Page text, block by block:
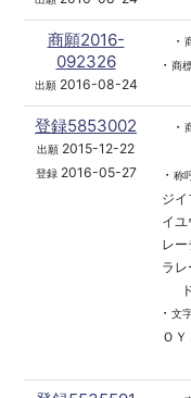
商願2016-
092326
出願2016-08-24
・
・ 商
登録5853002
出願 2015-12-22
登録2016-05-27
・
・ 称
ジ
イ
レ
ラ
・ 文
Ｏ